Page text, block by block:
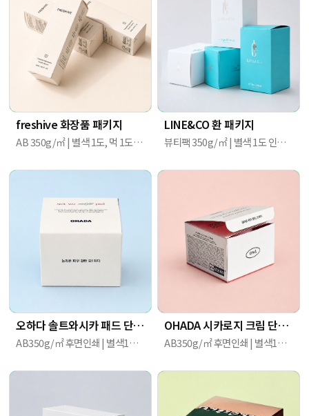
freshive 화장품 패키지
AB 350g/㎡ | 별색 1도, 먹 1도 / 후면 인쇄 / 콩기름 인쇄 / IR 코팅 | 40*40*133mm
LINE&CO 환 패키지
뷰티팩 350g/㎡ | 별색 1도 인쇄 (PANTONE 1837c) / 무광라미네이팅 / 은박 / 미싱 | 82mm X 74mm X 126mm
오하다 솔트와시카 패드 단상자
AB350g/㎡ 후면인쇄 | 별색1도+먹1도(소이잉크) / 별색1도 / 후면 IR 인쇄 | 87mm X 87mm X 78mm
OHADA 시카로지 크림 단상자
AB350g/㎡ 후면인쇄 | 별색1도+먹1도 / 별색1도 / 내면 유광라미네이팅 / 외면 IR부분코팅, 음각(디보싱) | 85mm X 85mm X 60mm